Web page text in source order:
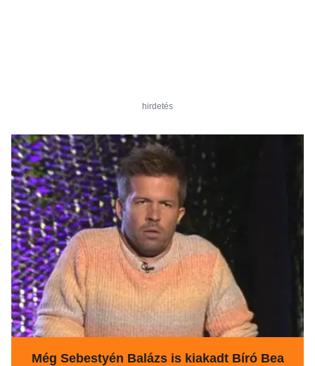
hirdetés
Még Sebestyén Balázs is kiakadt Bíró Bea